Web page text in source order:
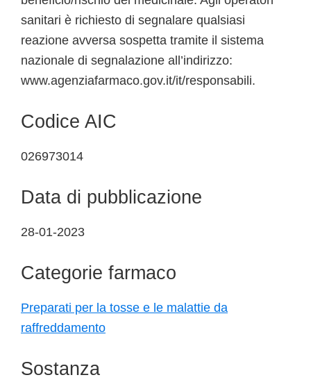
sanitari è richiesto di segnalare qualsiasi
reazione avversa sospetta tramite il sistema
nazionale di segnalazione all’indirizzo:
www.agenziafarmaco.gov.it/it/responsabili.
Codice AIC
026973014
Data di pubblicazione
28-01-2023
Categorie farmaco
Preparati per la tosse e le malattie da
raffreddamento
Sostanza